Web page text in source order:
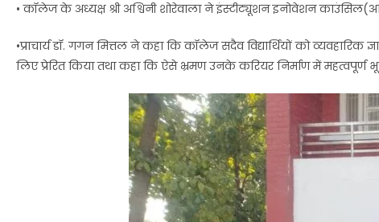
• कॉलेज के अध्यक्ष श्री अश्विनी शोरेवाला ने इंस्टीट्यूशन इनोवेशन
•प्राचार्य डॉ. गगन मित्तल ने कहा कि कॉलेज सदैव विद्यार्थियों को
लिए प्रेरित किया तथा कहा कि ऐसे भ्रमण उनके करियर निर्माण में महत्वपूर्ण